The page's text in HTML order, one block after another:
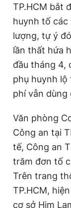
TP.HCM bắt
huynh tố
lượng, tự ý
lần thất hứa
đầu tháng 4,
phụ huynh
phí vẫn dùng
Văn phòng
Công an tại
tế, Công an
trăm đơn tố
Trên trang
TP.HCM,
cơ sở Him